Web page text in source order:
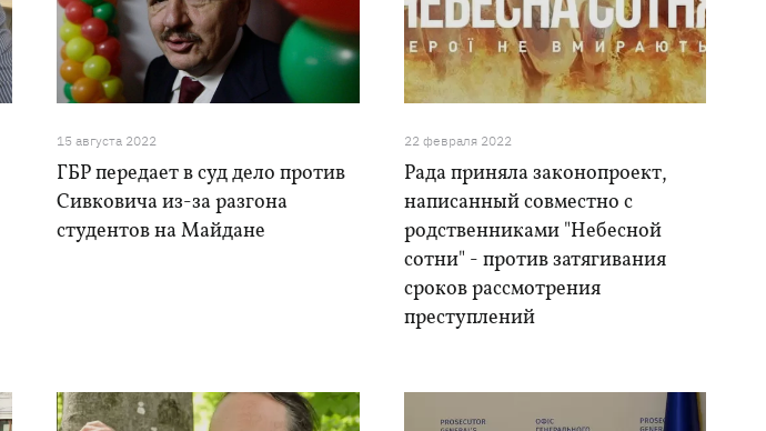
15 августа 2022
ГБР передает в суд дело против
Сивковича из-за разгона
студентов на Майдане
22 февраля 2022
Рада приняла законопроект,
написанный совместно с
родственниками "Небесной
сотни" - против затягивания
сроков рассмотрения
преступлений